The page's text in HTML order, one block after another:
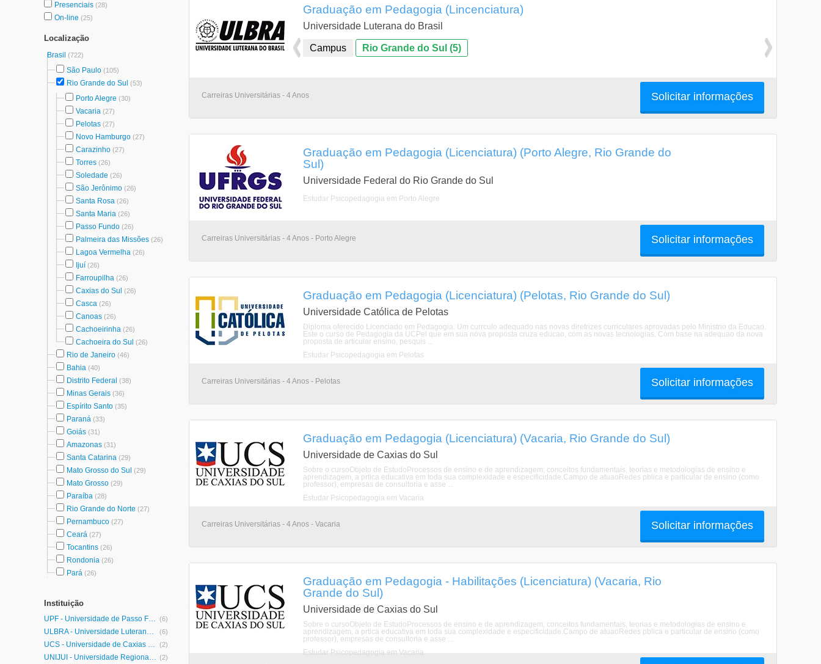
Presenciais (28)
On-line (25)
Localização
Brasil (722)
São Paulo (105)
Rio Grande do Sul (53)
Porto Alegre (30)
Vacaria (27)
Pelotas (27)
Novo Hamburgo (27)
Carazinho (27)
Torres (26)
Soledade (26)
São Jerônimo (26)
Santa Rosa (26)
Santa Maria (26)
Passo Fundo (26)
Palmeira das Missões (26)
Lagoa Vermelha (26)
Ijuí (26)
Farroupilha (26)
Caxias do Sul (26)
Casca (26)
Canoas (26)
Cachoeirinha (26)
Cachoeira do Sul (26)
Rio de Janeiro (46)
Bahia (40)
Distrito Federal (38)
Minas Gerais (36)
Espírito Santo (35)
Paraná (33)
Goiás (31)
Amazonas (31)
Santa Catarina (29)
Mato Grosso do Sul (29)
Mato Grosso (29)
Paraíba (28)
Rio Grande do Norte (27)
Pernambuco (27)
Ceará (27)
Tocantins (26)
Rondonia (26)
Pará (26)
Instituição
UPF - Universidade de Passo Fundo (6)
ULBRA - Universidade Luterana do Brasil (6)
UCS - Universidade de Caxias do Sul (2)
UNIJUÍ - Universidade Regional do Noroeste do Estado do Rio Grande do Sul (2)
Graduação em Pedagogia (Lincenciatura)
Universidade Luterana do Brasil
Campus Rio Grande do Sul (5)
Carreiras Universitárias - 4 Anos Solicitar informações
Graduação em Pedagogia (Licenciatura) (Porto Alegre, Rio Grande do
Sul)
Universidade Federal do Rio Grande do Sul
Estudar Psicopedagogia em Porto Alegre
Carreiras Universitárias - 4 Anos - Porto Alegre Solicitar informações
Graduação em Pedagogia (Licenciatura) (Pelotas, Rio Grande do Sul)
Universidade Católica de Pelotas
Diploma oferecido Licenciado em Pedagogia. Um currculo adequado nas novas diretrizes curriculares aprovadas pelo Ministrio da Educao.
Este o curso de Pedagogia da UCPel que em sua nova proposta cruza educao, com as novas tecnologias. Com base na adequao da nova
proposta de articular ensino, pesquis ...
Estudar Psicopedagogia em Pelotas
Carreiras Universitárias - 4 Anos - Pelotas Solicitar informações
Graduação em Pedagogia (Licenciatura) (Vacaria, Rio Grande do Sul)
Universidade de Caxias do Sul
Sobre o cursoObjeto de EstudoProcessos de ensino e de aprendizagem; conceitos fundamentais, teorias e metodologias de ensino e
aprendizagem, a prtica educativa em toda sua complexidade e especificidade.Campo de atuaoRedes pblica e particular de ensino (como
professor), empresas de consultoria e asse ...
Estudar Psicopedagogia em Vacaria
Carreiras Universitárias - 4 Anos - Vacaria Solicitar informações
Graduação em Pedagogia - Habilitações (Licenciatura) (Vacaria, Rio
Grande do Sul)
Universidade de Caxias do Sul
Sobre o cursoObjeto de EstudoProcessos de ensino e de aprendizagem; conceitos fundamentais, teorias e metodologias de ensino e
aprendizagem, a prtica educativa em toda sua complexidade e especificidade.Campo de atuaoRedes pblica e particular de ensino (como
professor), empresas de consultoria e asse ...
Estudar Psicopedagogia em Vacaria